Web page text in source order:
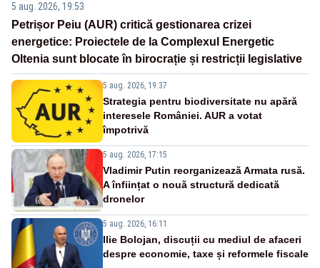
5 aug. 2026, 19:53
Petrișor Peiu (AUR) critică gestionarea crizei
energetice: Proiectele de la Complexul Energetic
Oltenia sunt blocate în birocrație și restricții legislative
5 aug. 2026, 19:37
Strategia pentru biodiversitate nu apără
interesele României. AUR a votat
împotrivă
5 aug. 2026, 17:15
Vladimir Putin reorganizează Armata rusă.
A înființat o nouă structură dedicată
dronelor
5 aug. 2026, 16:11
Ilie Bolojan, discuții cu mediul de afaceri
despre economie, taxe și reformele fiscale